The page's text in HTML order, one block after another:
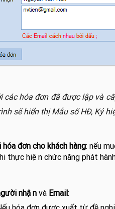
các hóa đơn đã được lập và
sẽ hiển thị Mẫu số HĐ, Ký
hóa đơn cho khách hàng: nếu
thực hiện chức năng phát
nhậnvà Email: